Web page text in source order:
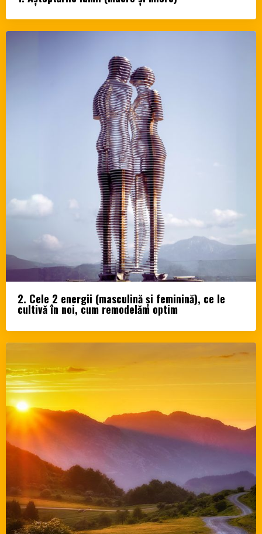
2. Cele 2 energii (masculină și feminină), ce le
cultivă în noi, cum remodelăm optim